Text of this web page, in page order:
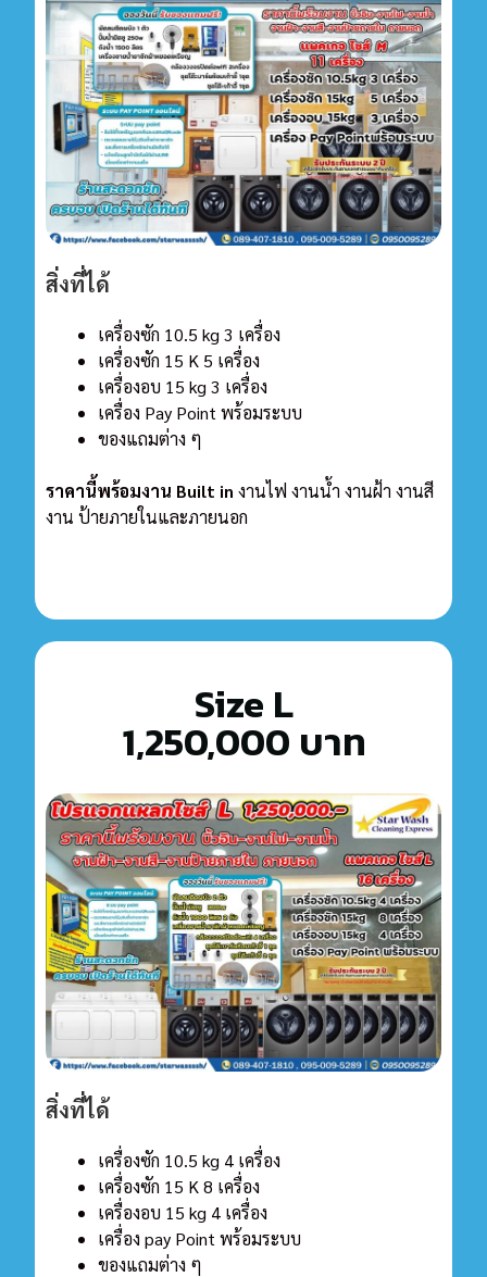
สิ่งที่ได้
เครื่องซัก 10.5 kg 3 เครื่อง
เครื่องซัก 15 K 5 เครื่อง
เครื่องอบ 15 kg 3 เครื่อง
เครื่อง Pay Point พร้อมระบบ
ของแถมต่าง ๆ
ราคานี้พร้อมงาน Built in งานไฟ งานน้ำ งานฝ้า งานสี
งาน ป้ายภายในและภายนอก
Size L
1,250,000 บาท
สิ่งที่ได้
เครื่องซัก 10.5 kg 4 เครื่อง
เครื่องซัก 15 K 8 เครื่อง
เครื่องอบ 15 kg 4 เครื่อง
เครื่อง pay Point พร้อมระบบ
ของแถมต่าง ๆ